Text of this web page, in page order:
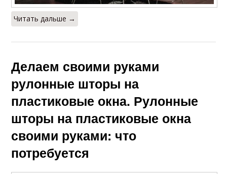
Читать дальше →
Делаем своими руками
рулонные шторы на
пластиковые окна. Рулонные
шторы на пластиковые окна
своими руками: что
потребуется